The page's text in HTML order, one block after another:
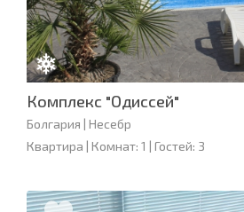
Комплекс "Одиссей"
Болгария | Несебр
Квартира | Комнат: 1 | Гостей: 3